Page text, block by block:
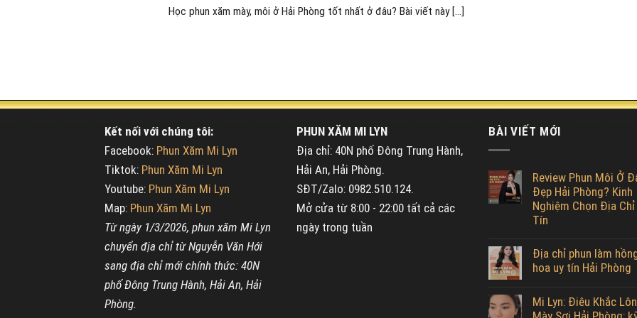
Học phun xăm mày, môi ở Hải Phòng tốt nhất ở đâu? Bài viết này [...]
Kết nối với chúng tôi:
Facebook: Phun Xăm Mi Lyn
Tiktok: Phun Xăm Mi Lyn
Youtube: Phun Xăm Mi Lyn
Map: Phun Xăm Mi Lyn
Từ ngày 1/3/2026, phun xăm Mi Lyn
chuyển địa chỉ từ Nguyễn Văn Hới
sang địa chỉ mới chính thức: 40N
phố Đông Trung Hành, Hải An, Hải
Phòng.
PHUN XĂM MI LYN
Địa chỉ: 40N phố Đông Trung Hành,
Hải An, Hải Phòng.
SĐT/Zalo: 0982.510.124.
Mở cửa từ 8:00 - 22:00 tất cả các
ngày trong tuần
BÀI VIẾT MỚI
Review Phun Môi Ở
Đẹp Hải Phòng? Kinh
Nghiệm Chọn Địa Chỉ
Tín
Địa chỉ phun làm
hoa uy tín Hải Phòng
Mi Lyn: Điêu Khắc